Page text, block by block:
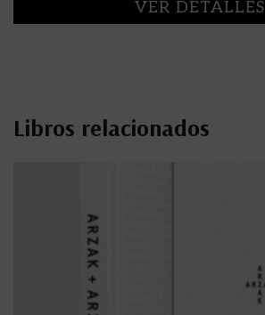
VER DETALLES
Libros relacionados